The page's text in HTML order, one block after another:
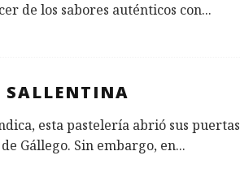
de los sabores auténticos con...
esta pastelería abrió sus puertas
Gállego. Sin embargo, en...